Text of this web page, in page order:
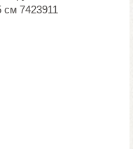
см 7423911